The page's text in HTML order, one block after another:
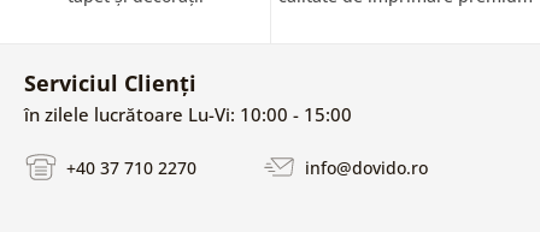
Serviciul Clienți
în zilele lucrătoare Lu-Vi: 10:00 - 15:00
+40 37 710 2270 info@dovido.ro